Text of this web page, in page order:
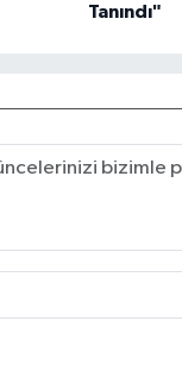
Tanındı"